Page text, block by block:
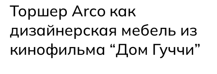
Торшер Arco как
дизайнерская мебель из
кинофильма “Дом Гуччи”